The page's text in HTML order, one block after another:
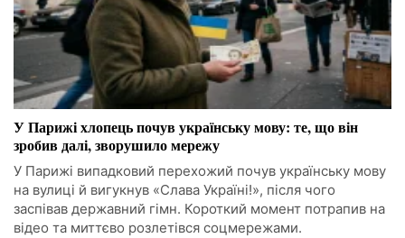
У Парижі хлопець почув українську мову: те, що він
зробив далі, зворушило мережу
У Парижі випадковий перехожий почув українську мову
на вулиці й вигукнув «Слава Україні!», після чого
заспівав державний гімн. Короткий момент потрапив на
відео та миттєво розлетівся соцмережами.